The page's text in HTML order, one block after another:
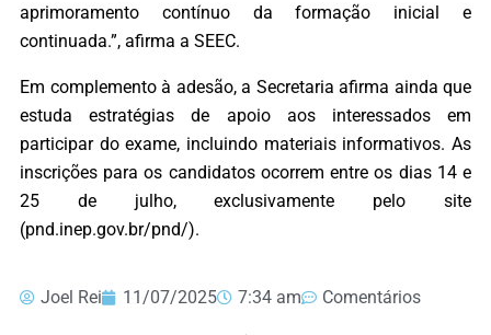
aprimoramento contínuo da formação inicial e
continuada.”, afirma a SEEC.
Em complemento à adesão, a Secretaria afirma ainda que
estuda estratégias de apoio aos interessados em
participar do exame, incluindo materiais informativos. As
inscrições para os candidatos ocorrem entre os dias 14 e
25 de julho, exclusivamente pelo site
(pnd.inep.gov.br/pnd/).
Joel Rei 11/07/2025 7:34 am Comentários